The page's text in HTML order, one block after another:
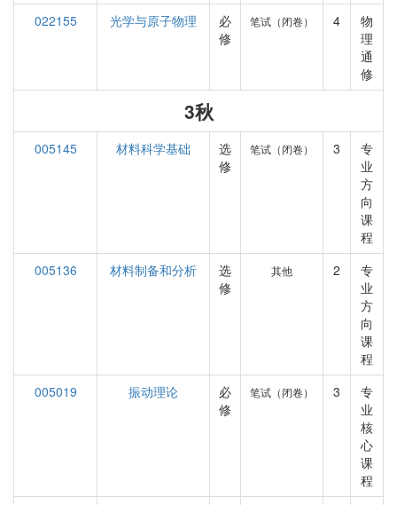
022155
光学与原子物理
必
修
笔试（闭卷） 4
物
理
通
修
3秋
005145 材料科学基础
选
修
笔试（闭卷） 3
专
业
方
向
课
程
005136
材料制备和分析
选
修
其他 2
专
业
方
向
课
程
005019
振动理论
必
修
笔试（闭卷） 3
专
业
核
心
课
程